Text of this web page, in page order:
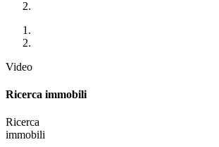
Video
Ricerca immobili
Ricerca
immobili